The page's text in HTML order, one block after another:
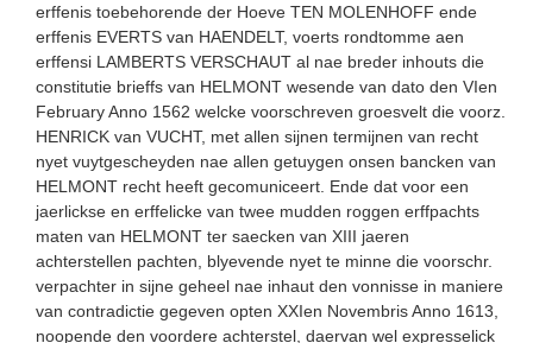
erffenis toebehorende der Hoeve TEN MOLENHOFF ende
erffenis EVERTS van HAENDELT, voerts rondtomme aen
erffensi LAMBERTS VERSCHAUT al nae breder inhouts die
constitutie brieffs van HELMONT wesende van dato den VIen
February Anno 1562 welcke voorschreven groesvelt die voorz.
HENRICK van VUCHT, met allen sijnen termijnen van recht
nyet vuytgescheyden nae allen getuygen onsen bancken van
HELMONT recht heeft gecomuniceert. Ende dat voor een
jaerlick­se en erffelicke van twee mudden roggen erffpachts
maten van HELMONT ter saecken van XIII jaeren
achterstellen pachten, blyevende nyet te minne die voorschr.
verpachter in sijne geheel nae inhaut den vonnisse in maniere
van contradictie gegeven opten XXIen Novembris Anno 1613,
noopende den voordere achterstel, daervan wel expresselick